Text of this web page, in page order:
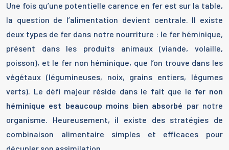
Une fois qu’une potentielle carence en fer est sur la table,
la question de l’alimentation devient centrale. Il existe
deux types de fer dans notre nourriture : le fer héminique,
présent dans les produits animaux (viande, volaille,
poisson), et le fer non héminique, que l’on trouve dans les
végétaux (légumineuses, noix, grains entiers, légumes
verts). Le défi majeur réside dans le fait que le fer non
héminique est beaucoup moins bien absorbé par notre
organisme. Heureusement, il existe des stratégies de
combinaison alimentaire simples et efficaces pour